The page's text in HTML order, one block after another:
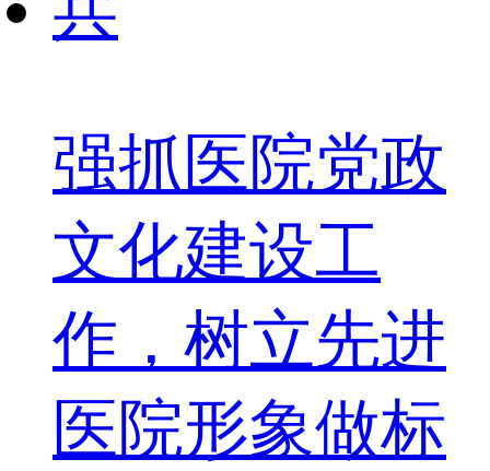
强抓医院党政
文化建设工
作，树立先进
医院形象做标